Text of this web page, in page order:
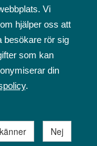
rf
Vi
hjälper oss att
besökare rör sig
som kan
din
.
Nej